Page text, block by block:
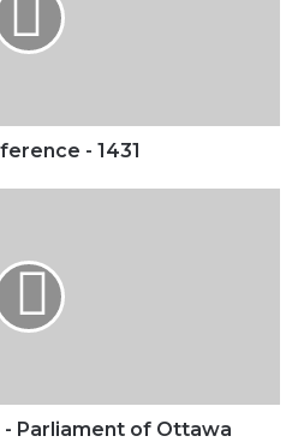
- 1431
Parliament of Ottawa